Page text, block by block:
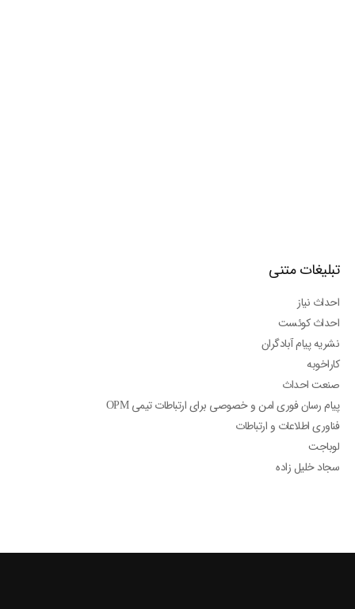
تبلیغات متنی
احداث نیاز
احداث کوئست
نشریه پیام آبادگران
کاراخوبه
صنعت احداث
پیام رسان فوری امن و خصوصی برای ارتباطات تیمی OPM
فناوری اطلاعات و ارتباطات
لوباجت
سجاد خلیل زاده